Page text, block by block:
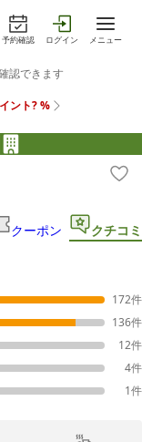
予約確認 ログイン メニュー
クーポン クチコミ
172件
136件
12件
4件
1件